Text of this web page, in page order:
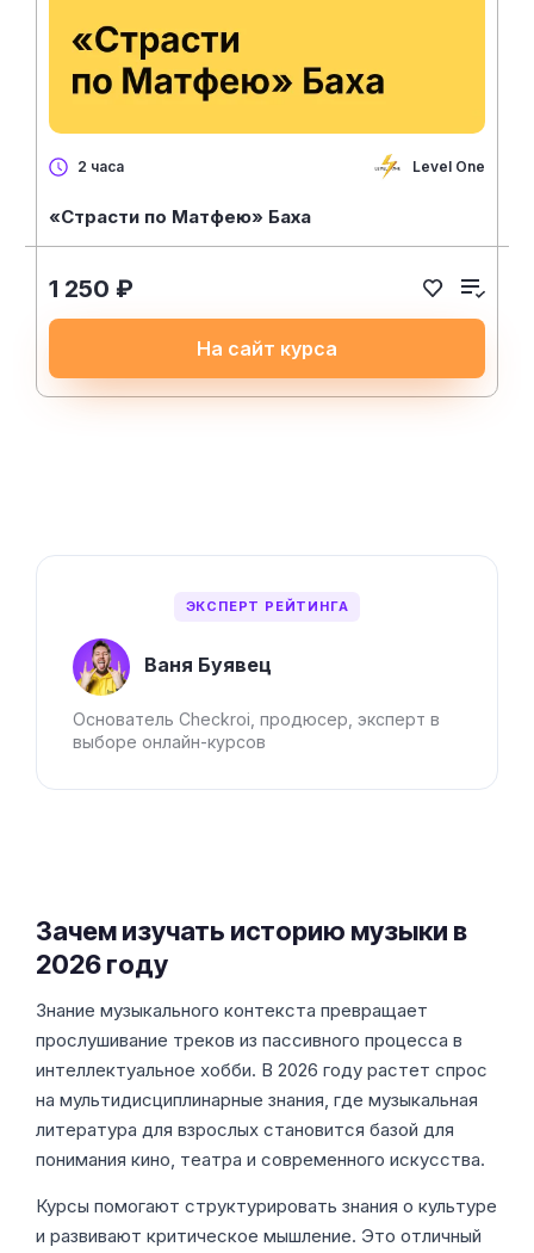
ЭКСПЕРТ РЕЙТИНГА
Ваня Буявец
Основатель Checkroi, продюсер, эксперт в
выборе онлайн-курсов
2 часа Level One
«Страсти по Матфею» Баха
1 250 ₽
На сайт курса
Зачем изучать историю музыки в
2026 году
Знание музыкального контекста превращает
прослушивание треков из пассивного процесса в
интеллектуальное хобби. В 2026 году растет спрос
на мультидисциплинарные знания, где музыкальная
литература для взрослых становится базой для
понимания кино, театра и современного искусства.
Курсы помогают структурировать знания о культуре
и развивают критическое мышление. Это отличный